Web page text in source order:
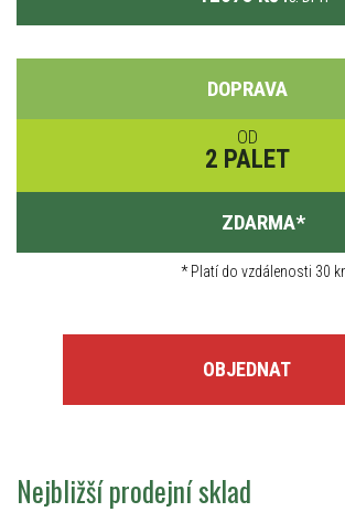
DOPRAVA
OD
2 PALET
ZDARMA*
*Platí do vzdálenosti 30
OBJEDNAT
Nejbližší prodejní sklad